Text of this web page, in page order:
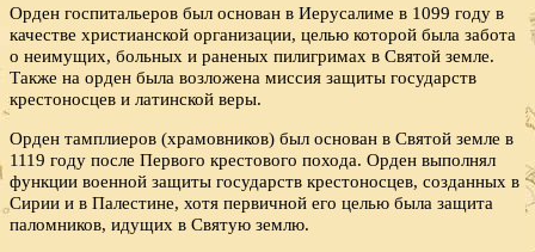
Орден госпитальеров был основан в Иерусалиме в 1099 году в
качестве христианской организации, целью которой была забота
о неимущих, больных и раненых пилигримах в Святой земле.
Также на орден была возложена миссия защиты государств
крестоносцев и латинской веры.
Орден тамплиеров (храмовников) был основан в Святой земле в
1119 году после Первого крестового похода. Орден выполнял
функции военной защиты государств крестоносцев, созданных в
Сирии и в Палестине, хотя первичной его целью была защита
паломников, идущих в Святую землю.